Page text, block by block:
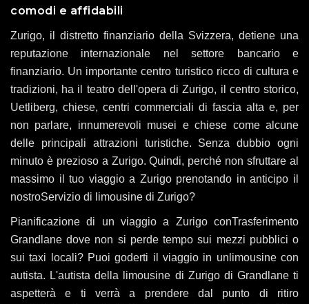
comodi e affidabili
Zurigo, il distretto finanziario della Svizzera, detiene una
reputazione internazionale nel settore bancario e
finanziario. Un importante centro turistico ricco di cultura e
tradizioni, ha il teatro dell'opera di Zurigo, il centro storico,
Uetliberg, chiese, centri commerciali di fascia alta e, per
non parlare, innumerevoli musei e chiese come alcune
delle principali attrazioni turistiche. Senza dubbio ogni
minuto è prezioso a Zurigo. Quindi, perché non sfruttare al
massimo il tuo viaggio a Zurigo prenotando in anticipo il
nostroServizio di limousine di Zurigo?
Pianificazione di un viaggio a Zurigo conTrasferimento
Grandlane dove non si perde tempo sui mezzi pubblici o
sui taxi locali? Puoi goderti il ​​viaggio in unlimousine con
autista. L'autista della limousine di Zurigo di Grandlane ti
aspetterà e ti verrà a prendere dal punto di ritiro